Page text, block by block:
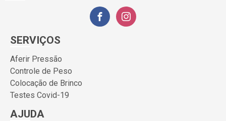
SERVIÇOS
Aferir Pressão
Controle de Peso
Colocação de Brinco
Testes Covid-19
AJUDA